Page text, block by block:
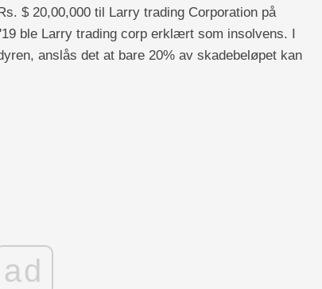
$ 20,00,000 til Larry trading Corporation på
ble Larry trading corp erklært som insolvens. I
anslås det at bare 20% av skadebeløpet kan
ad